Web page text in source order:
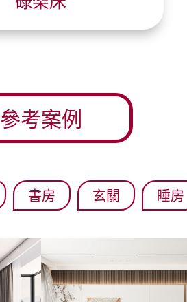
參考案例
書房 玄關 睡房